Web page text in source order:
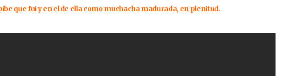
que fui y en el de ella como muchacha madurada, en plenitud.